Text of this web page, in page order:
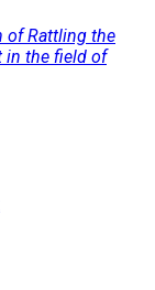
of Rattling the
in the field of